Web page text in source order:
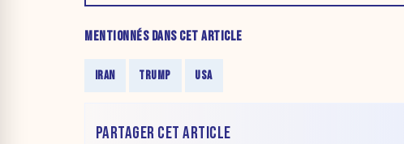
MENTIONNÉS DANS CET ARTICLE
IRAN TRUMP USA
PARTAGER CET ARTICLE